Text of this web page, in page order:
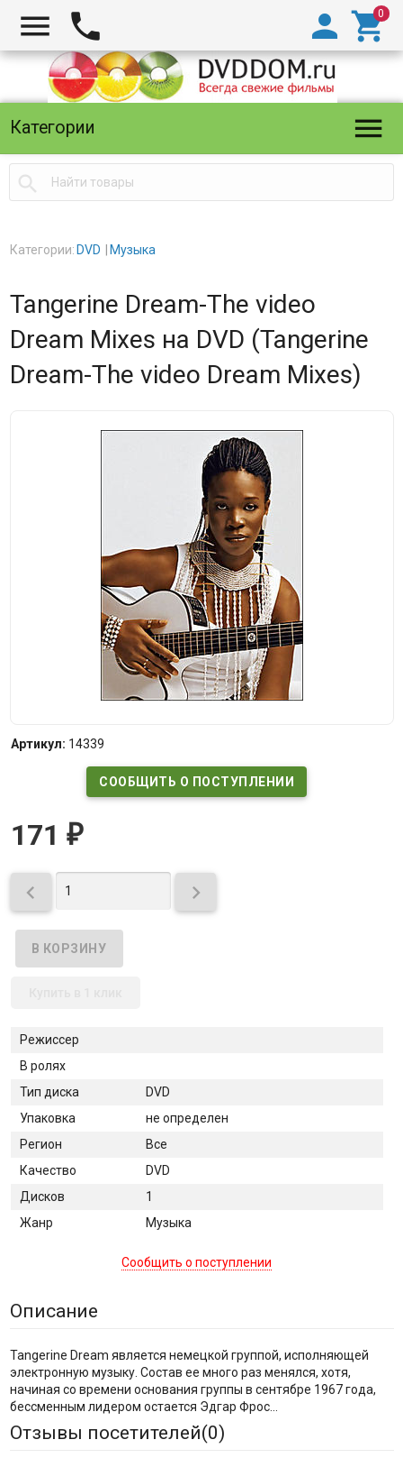
  

Категории 

Категории: DVD Музыка
Tangerine Dream-The video
Dream Mixes на DVD (Tangerine
Dream-The video Dream Mixes)
Артикул: 14339
СООБЩИТЬ О ПОСТУПЛЕНИИ
171 ₽
 
Режиссер
В ролях
Тип диска
DVD
Упаковка
не определен
Регион
Все
Качество
DVD
Дисков
1
Жанр
Музыка
Сообщить о поступлении
Описание
Tangerine Dream является немецкой группой, исполняющей
электронную музыку. Состав ее много раз менялся, хотя,
начиная со времени основания группы в сентябре 1967 года,
бессменным лидером остается Эдгар Фрос...
Отзывы посетителей(0)